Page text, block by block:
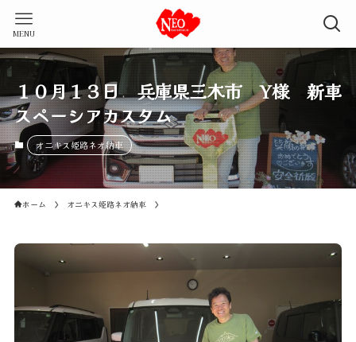
MENU
１０月１３日 兵庫県三木市 Y様 新車
スペーシアカスタム
オニキス姫路ネオ納車
ホーム オニキス姫路ネオ納車